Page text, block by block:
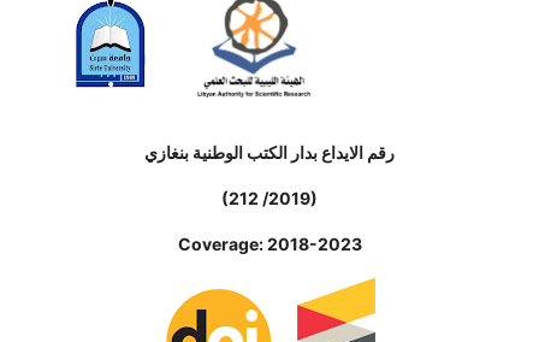
رقم الايداع بدار الكتب الوطنية بنغازي
(212 /2019)
Coverage: 2018-2023